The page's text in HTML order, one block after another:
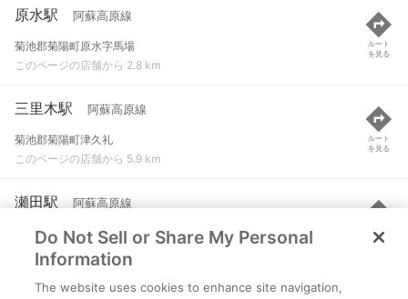
原水駅 阿蘇高原線
菊池郡菊陽町原水字馬場
このページの店舗から 2.8 km
ルート
を見る
三里木駅 阿蘇高原線
菊池郡菊陽町津久礼
このページの店舗から 5.9 km
ルート
を見る
瀬田駅 阿蘇高原線
菊池郡大津町大林
このページの店舗から 6 km
ルート
を見る
Do Not Sell or Share My Personal
Information
The website uses cookies to enhance site navigation,